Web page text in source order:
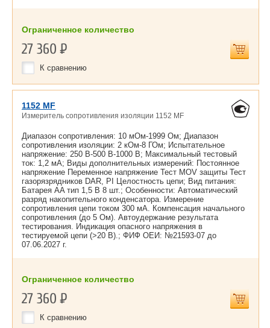
Ограниченное количество
27 360Р
К сравнению
1152 MF
Измеритель сопротивления изоляции 1152 MF
Диапазон сопротивления: 10 мОм-1999 Ом; Диапазон
сопротивления изоляции: 2 кОм-8 ГОм; Испытательное
напряжение: 250 В-500 В-1000 В; Максимальный тестовый
ток: 1,2 мА; Виды дополнительных измерений: Постоянное
напряжение Переменное напряжение Тест MОV защиты Тест
газорязрядников DAR, PI Целостность цепи; Вид питания:
Батарея AA тип 1,5 В 8 шт.; Особенности: Автоматический
разряд накопительного конденсатора. Измерение
сопротивления цепи током 300 мА. Компенсация начального
сопротивления (до 5 Ом). Автоудержание результата
тестирования. Индикация опасного напряжения в
тестируемой цепи (>20 В).; ФИФ ОЕИ: №21593-07 до
07.06.2027 г.
Ограниченное количество
27 360Р
К сравнению